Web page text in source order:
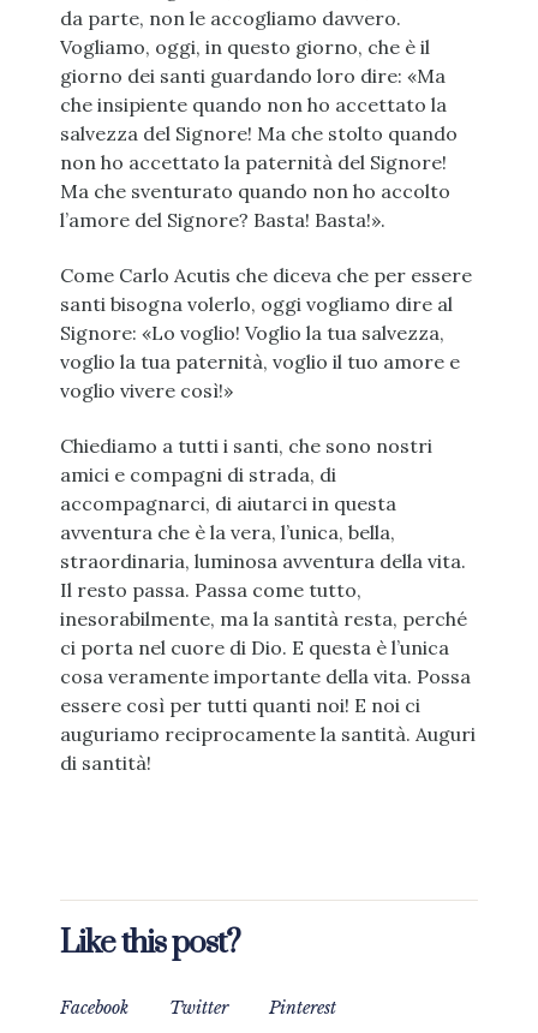
da parte, non le accogliamo davvero.
Vogliamo, oggi, in questo giorno, che è il
giorno dei santi guardando loro dire: «Ma
che insipiente quando non ho accettato la
salvezza del Signore! Ma che stolto quando
non ho accettato la paternità del Signore!
Ma che sventurato quando non ho accolto
l’amore del Signore? Basta! Basta!».
Come Carlo Acutis che diceva che per essere
santi bisogna volerlo, oggi vogliamo dire al
Signore: «Lo voglio! Voglio la tua salvezza,
voglio la tua paternità, voglio il tuo amore e
voglio vivere così!»
Chiediamo a tutti i santi, che sono nostri
amici e compagni di strada, di
accompagnarci, di aiutarci in questa
avventura che è la vera, l’unica, bella,
straordinaria, luminosa avventura della vita.
Il resto passa. Passa come tutto,
inesorabilmente, ma la santità resta, perché
ci porta nel cuore di Dio. E questa è l’unica
cosa veramente importante della vita. Possa
essere così per tutti quanti noi! E noi ci
auguriamo reciprocamente la santità. Auguri
di santità!
Like this post?
Facebook Twitter Pinterest